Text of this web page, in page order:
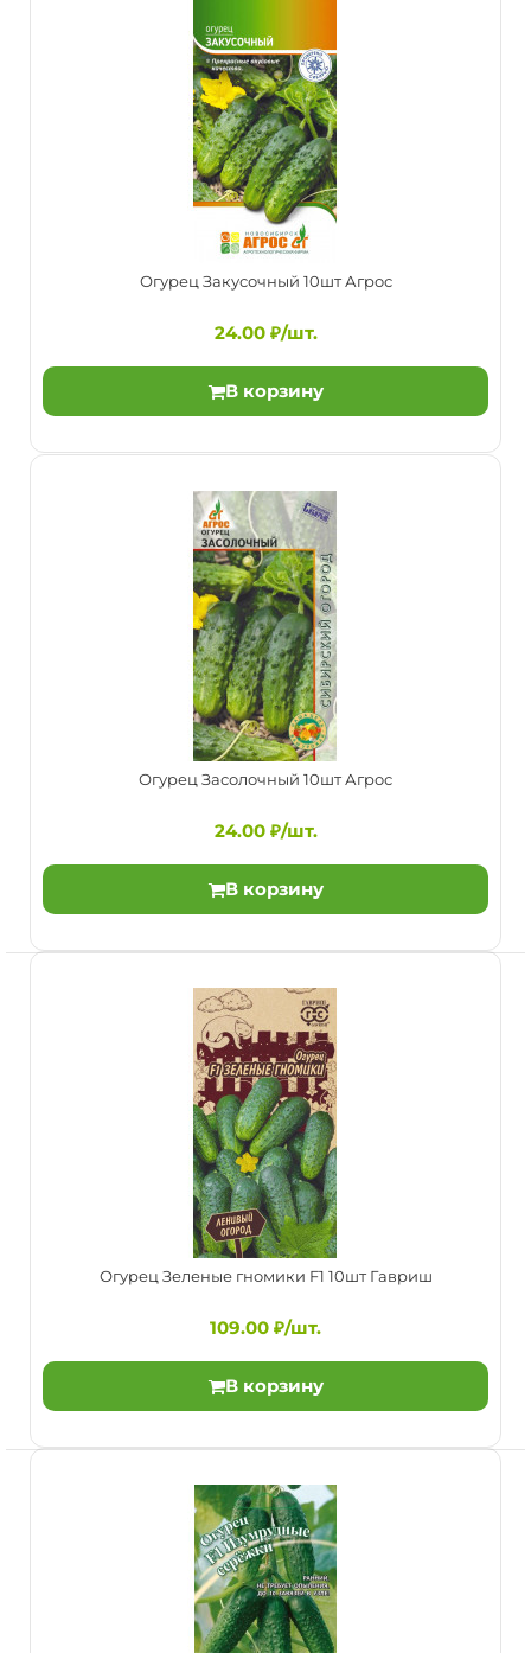
Огурец Егоза F1 10шт Гавриш
84.00 ₽/шт.
Скороспелый (43-48 дней от всходов до плодоношения)
Огурец Жозефино F1 5шт ЭКОНОМ Агрос
Раннеспелый партенокарпический гибрид.
Крупнобугорчатый, плоды однородные,
цилиндрические, насыщенно..
24.00 ₽/шт.
Раннеспелый, высокоурожайный пчелоопыляемый сорт.
Растение длинноплетистое. Зеленец длиной 10-14 см,..
Огурец Закусочный 10шт Агрос
24.00 ₽/шт.
В корзину
Огурец Засолочный 10шт Агрос
24.00 ₽/шт.
В корзину
Огурец Зеленые гномики F1 10шт Гавриш
109.00 ₽/шт.
В корзину